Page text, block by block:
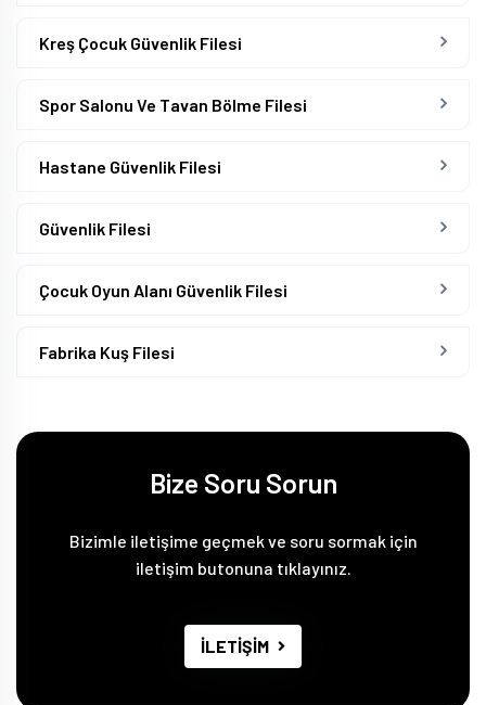
Kreş Çocuk Güvenlik Filesi
Spor Salonu Ve Tavan Bölme Filesi
Hastane Güvenlik Filesi
Güvenlik Filesi
Çocuk Oyun Alanı Güvenlik Filesi
Fabrika Kuş Filesi
Bize Soru Sorun
Bizimle iletişime geçmek ve soru sormak için
iletişim butonuna tıklayınız.
İLETİŞİM